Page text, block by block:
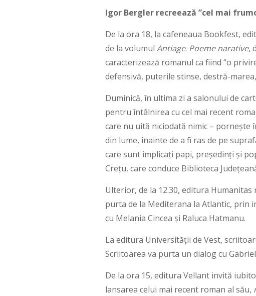
Igor Bergler recreează ”cel mai
De la ora 18, la cafeneaua Bookfest,
de la volumul Antiage. Poeme narative,
caracterizează romanul ca fiind “o
defensivă, puterile stinse, destră-
Duminică, în ultima zi a salonului de
pentru întâlnirea cu cel mai recent
care nu uită niciodată nimic –
din lume, înainte de a fi ras de pe
care sunt implicați papi, președinți și
Crețu, care conduce Biblioteca
Ulterior, de la 12.30, editura
purta de la Mediterana la Atlantic, prin
cu Melania Cincea și Raluca Hatmanu.
La editura Universității de Vest,
Scriitoarea va purta un dialog cu
De la ora 15, editura Vellant invită
lansarea celui mai recent roman al său,